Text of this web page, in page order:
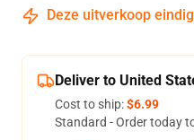
Deze uitverkoop
Deliver to United
Cost to ship:$6.99
Standard - Order today